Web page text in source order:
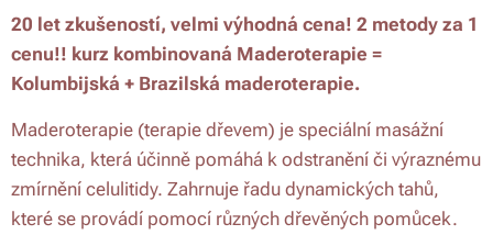
20 let zkušeností, velmi výhodná cena! 2 metody za 1
cenu!! kurz kombinovaná Maderoterapie =
Kolumbijská + Brazilská maderoterapie.
Maderoterapie (terapie dřevem) je speciální masážní
technika, která účinně pomáhá k odstranění či výraznému
zmírnění celulitidy. Zahrnuje řadu dynamických tahů,
které se provádí pomocí různých dřevěných pomůcek.